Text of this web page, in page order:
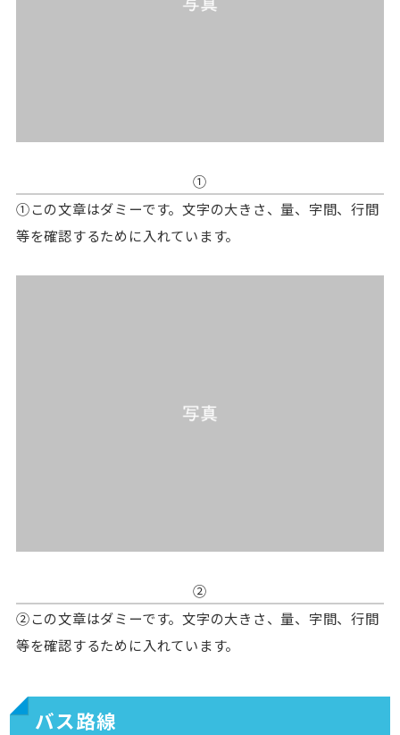
①
①この文章はダミーです。文字の大きさ、量、字間、行間
等を確認するために入れています。
②
②この文章はダミーです。文字の大きさ、量、字間、行間
等を確認するために入れています。
バス路線